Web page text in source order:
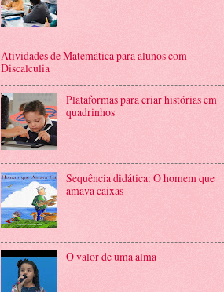
Atividades de Matemática para alunos com
Discalculia
Plataformas para criar histórias em
quadrinhos
Sequência didática: O homem que
amava caixas
O valor de uma alma